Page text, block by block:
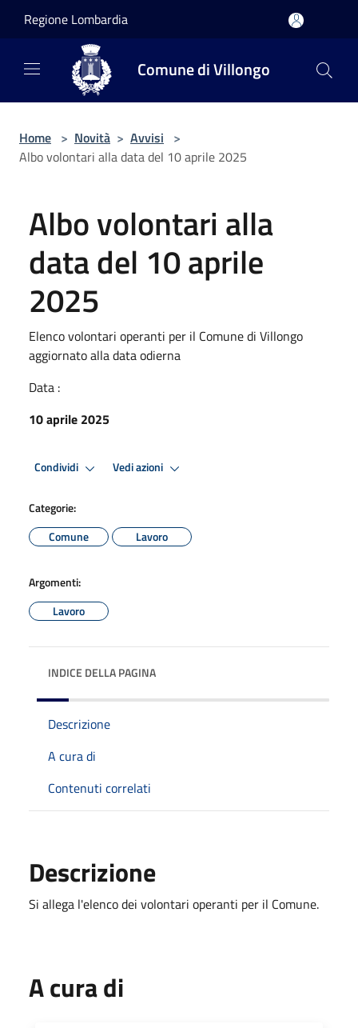
Regione Lombardia
Comune di Villongo
Home > Novità > Avvisi >
Albo volontari alla data del 10 aprile 2025
Albo volontari alla
data del 10 aprile
2025
Elenco volontari operanti per il Comune di Villongo
aggiornato alla data odierna
Data :
10 aprile 2025
Condividi Vedi azioni
Categorie:
Comune
Lavoro
Argomenti:
Lavoro
INDICE DELLA PAGINA
Descrizione
A cura di
Contenuti correlati
Descrizione
Si allega l'elenco dei volontari operanti per il Comune.
A cura di